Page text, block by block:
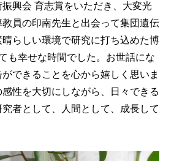
興会 育志賞をいただき、大変光
員の印南先生と出会って集団遺伝
らしい環境で研究に打ち込めた博
も幸せな時間でした。お世話にな
できることを心から嬉しく思いま
性を大切にしながら、日々できる
者として、人間として、成長して